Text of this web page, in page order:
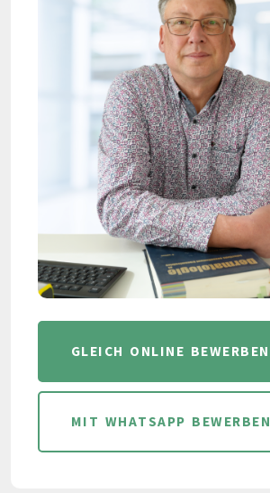
GLEICH ONLINE BEWERBEN
MIT WHATSAPP BEWERBEN